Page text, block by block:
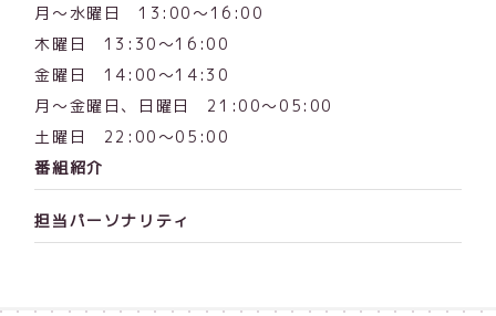
月～水曜日 13:00～16:00
木曜日 13:30～16:00
金曜日 14:00～14:30
月～金曜日、日曜日 21:00〜05:00
土曜日 22:00〜05:00
番組紹介
担当パーソナリティ